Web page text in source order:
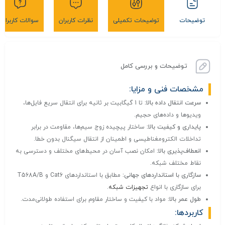
توضیحات توضیحات تکمیلی نظرات کاربران سوالات کاربران
توضیحات و بررسی کامل
مشخصات فنی و مزایا:
سرعت انتقال داده بالا:
تا 1 گیگابیت بر ثانیه برای انتقال سریع فایل‌ها،
ویدیوها و داده‌های حجیم.
پایداری و کیفیت بالا: ساختار پیچیده زوج سیم‌ها، مقاومت در برابر
تداخلات الکترومغناطیسی و اطمینان از انتقال سیگنال بدون خطا.
انعطاف‌پذیری بالا: امکان نصب آسان در محیط‌های مختلف و دسترسی به
نقاط مختلف شبکه.
سازگاری با استانداردهای جهانی:
مطابق با استانداردهای Cat6 و T568A/B
برای سازگاری با انواع تجهیزات شبکه.
طول عمر بالا: مواد با کیفیت و ساختار مقاوم برای استفاده طولانی‌مدت.
کاربردها: